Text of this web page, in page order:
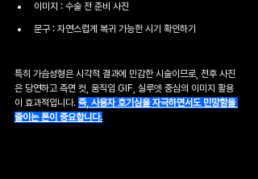
이미지 : 수술 전 준비 사진
문구 : 자연스럽게 복귀 가능한 시기 확인하기
특히 가슴성형은 시각적 결과에 민감한 시술이므로, 전후 사진
은 당연하고 측면 컷, 움직임 GIF, 실루엣 중심의 이미지 활용
이 효과적입니다. 즉, 사용자 호기심을 자극하면서도 민망함을
줄이는 톤이 중요합니다.